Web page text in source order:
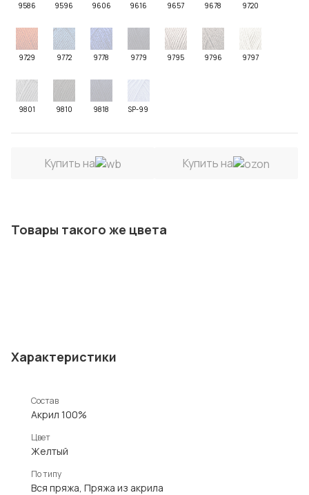
9586 9596 9606 9616 9657 9678 9720
9729 9772 9778 9779 9795 9796 9797
9801 9810 9818 SP-99
Купить на Купить на
Товары такого же цвета
Характеристики
Состав
Акрил 100%
Цвет
Желтый
По типу
Вся пряжа, Пряжа из акрила